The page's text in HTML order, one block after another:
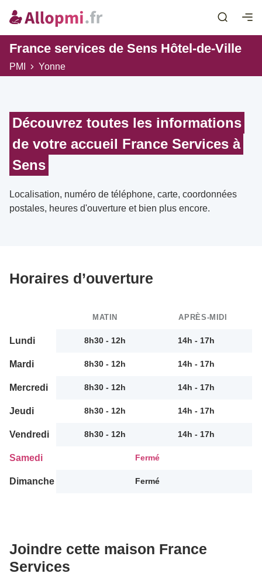
France services de Sens Hôtel-de-Ville
PMI Yonne
Découvrez toutes les informations
de votre accueil France Services à
Sens
Localisation, numéro de téléphone, carte, coordonnées
postales, heures d'ouverture et bien plus encore.
Horaires d’ouverture
MATIN APRÈS-MIDI
Lundi 8h30 - 12h 14h - 17h
Mardi 8h30 - 12h 14h - 17h
Mercredi 8h30 - 12h 14h - 17h
Jeudi 8h30 - 12h 14h - 17h
Vendredi 8h30 - 12h 14h - 17h
Samedi Fermé
Dimanche Fermé
Joindre cette maison France
Services